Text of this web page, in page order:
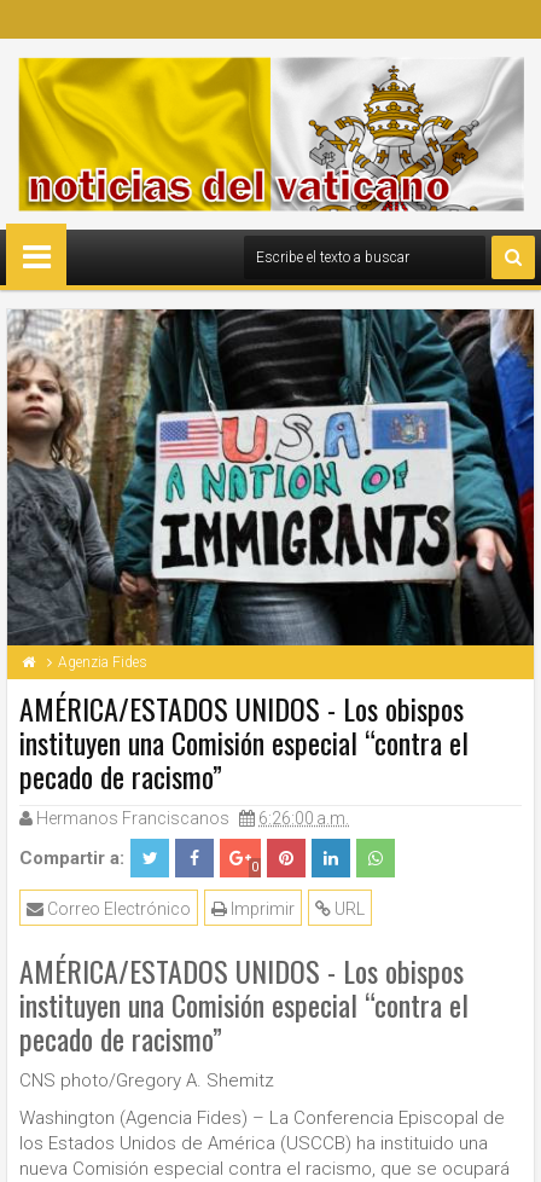
Agenzia Fides
AMÉRICA/ESTADOS UNIDOS - Los obispos
instituyen una Comisión especial “contra el
pecado de racismo”
Hermanos Franciscanos 6:26:00 a.m.
Compartir a: 0
URL
Imprimir
Correo Electrónico
AMÉRICA/ESTADOS UNIDOS - Los obispos
instituyen una Comisión especial “contra el
pecado de racismo”
CNS photo/Gregory A. Shemitz
Washington (Agencia Fides) – La Conferencia Episcopal de
los Estados Unidos de América (USCCB) ha instituido una
nueva Comisión especial contra el racismo, que se ocupará